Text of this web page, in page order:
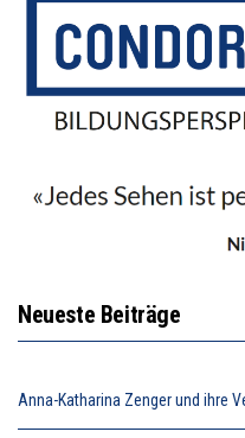
Neueste Beiträge
Anna-Katharina Zenger und ihre